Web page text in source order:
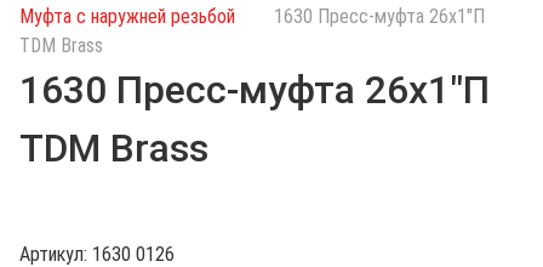
Муфта с наружней резьбой
1630 Пресс-муфта 26х1"П
TDM Brass
1630 Пресс-муфта 26х1"П
TDM Brass
Артикул: 1630 0126